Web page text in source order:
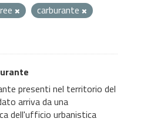
carburante
presenti nel territorio del
arriva da una
dell'ufficio urbanistica